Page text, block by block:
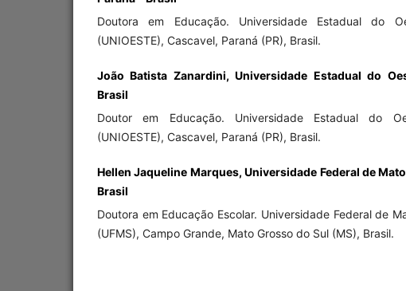
Doutora em Educação. Universidade Estadual do
(UNIOESTE), Cascavel, Paraná (PR), Brasil.
João Batista Zanardini, Universidade Estadual do
Brasil
Doutor em Educação. Universidade Estadual do
(UNIOESTE), Cascavel, Paraná (PR), Brasil.
Hellen Jaqueline Marques, Universidade Federal de
Brasil
Doutora em Educação Escolar. Universidade Federal de
(UFMS), Campo Grande, Mato Grosso do Sul (MS), Brasil.